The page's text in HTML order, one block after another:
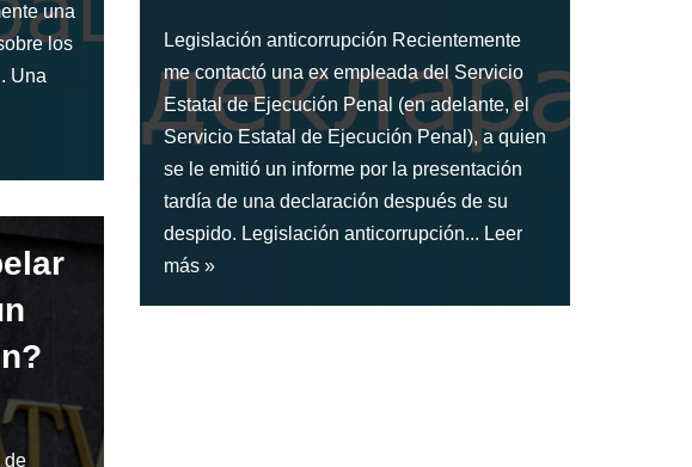
una
los
Una
Legislación anticorrupción Recientemente
me contactó una ex empleada del Servicio
Estatal de Ejecución Penal (en adelante, el
Servicio Estatal de Ejecución Penal), a quien
se le emitió un informe por la presentación
tardía de una declaración después de su
despido. Legislación anticorrupción... Leer
más »
de